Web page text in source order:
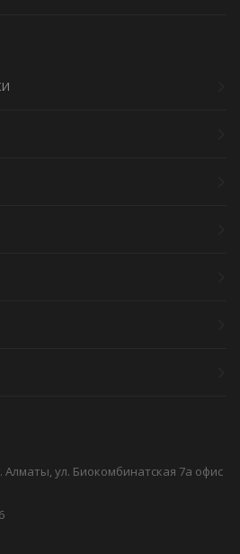
Алматы, ул. Биокомбинатская 7а офис